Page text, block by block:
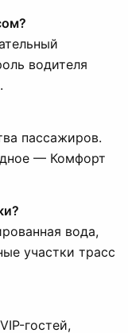
водителя
пассажиров.
— Комфорт
вода,
участки трасс
гостей,